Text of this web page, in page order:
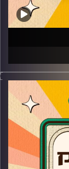
העסקים
שחקן, מאיפה
לגאליס